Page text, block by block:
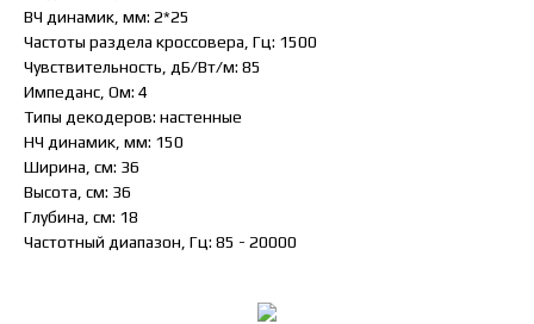
ВЧ динамик, мм: 2*25
Частоты раздела кроссовера, Гц: 1500
Чувствительность, дБ/Вт/м: 85
Импеданс, Ом: 4
Типы декодеров: настенные
НЧ динамик, мм: 150
Ширина, см: 36
Высота, см: 36
Глубина, см: 18
Частотный диапазон, Гц: 85 - 20000